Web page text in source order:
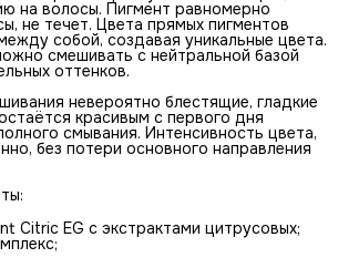
на волосы. Пигмент равномерно
не течет. Цвета прямых пигментов
собой, создавая уникальные цвета.
смешивать с нейтральной базой
оттенков.
невероятно блестящие, гладкие
красивым с первого дня
смывания. Интенсивность цвета,
без потери основного направления
Citric EG с экстрактами цитрусовых;